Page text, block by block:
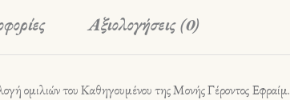
Αξιολογήσεις (0)
ομιλιών του Καθηγουμένου της Μονής Γέροντος Εφραίμ.